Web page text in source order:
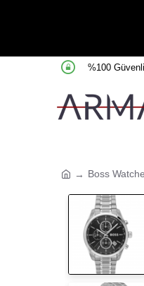
%100
Boss